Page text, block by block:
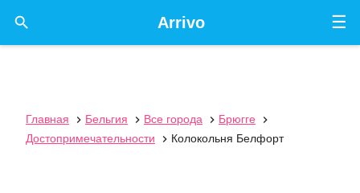
☰
Arrivo

Главная  Бельгия  Все города  Брюгге

Достопримечательности
 Колокольня Белфорт